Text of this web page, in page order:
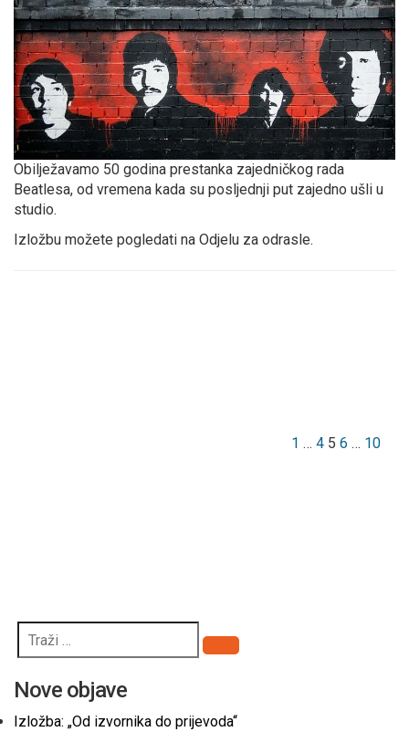
Obilježavamo 50 godina prestanka zajedničkog rada
Beatlesa, od vremena kada su posljednji put zajedno ušli u
studio.
Izložbu možete pogledati na Odjelu za odrasle.
1 … 4 5 6 … 10
Pretraži
Nove objave
Izložba: „Od izvornika do prijevoda“